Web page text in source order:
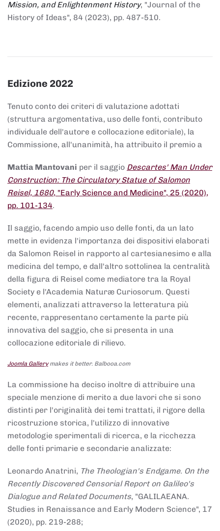
Mission, and Enlightenment History, "Journal of the
History of Ideas", 84 (2023), pp. 487-510.
Edizione 2022
Tenuto conto dei criteri di valutazione adottati
(struttura argomentativa, uso delle fonti, contributo
individuale dell'autore e collocazione editoriale), la
Commissione, all'unanimità, ha attribuito il premio a
Mattia Mantovani per il saggio Descartes' Man Under
Construction: The Circulatory Statue of Salomon
Reisel, 1680, "Early Science and Medicine", 25 (2020),
pp. 101-134.
Il saggio, facendo ampio uso delle fonti, da un lato
mette in evidenza l'importanza dei dispositivi elaborati
da Salomon Reisel in rapporto al cartesianesimo e alla
medicina del tempo, e dall'altro sottolinea la centralità
della figura di Reisel come mediatore tra la Royal
Society e l'Academia Naturæ Curiosorum. Questi
elementi, analizzati attraverso la letteratura più
recente, rappresentano certamente la parte più
innovativa del saggio, che si presenta in una
collocazione editoriale di rilievo.
Joomla Gallerymakes it better. Balbooa.com
La commissione ha deciso inoltre di attribuire una
speciale menzione di merito a due lavori che si sono
distinti per l'originalità dei temi trattati, il rigore della
ricostruzione storica, l'utilizzo di innovative
metodologie sperimentali di ricerca, e la ricchezza
delle fonti primarie e secondarie analizzate:
Leonardo Anatrini, The Theologian's Endgame. On the
Recently Discovered Censorial Report on Galileo's
Dialogue and Related Documents, "GALILAEANA.
Studies in Renaissance and Early Modern Science", 17
(2020), pp. 219-288;